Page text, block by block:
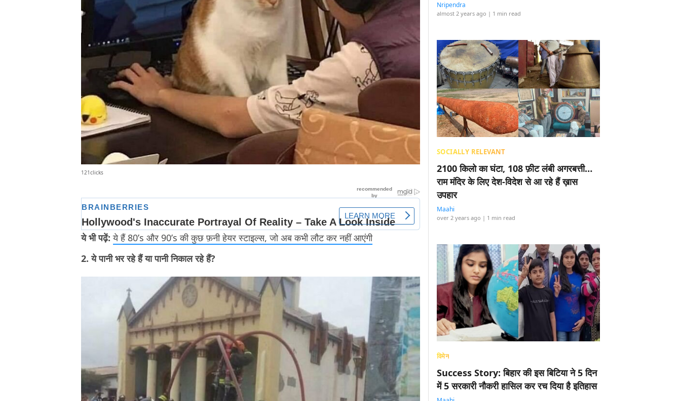
121clicks
ये भी पढ़ें: ये हैं 80’s और 90’s की कुछ फ़नी हेयर स्टाइल्स, जो अब कभी लौट कर नहीं आएंगी
2. ये पानी भर रहे हैं या पानी निकाल रहे हैं?
Nripendra
almost 2 years ago | 1 min read
SOCIALLY RELEVANT
2100 किलो का घंटा, 108 फ़ीट लंबी अगरबत्ती…
राम मंदिर के लिए देश-विदेश से आ रहे हैं ख़ास
उपहार
Maahi
over 2 years ago | 1 min read
विमेन
Success Story: बिहार की इस बिटिया ने 5 दिन
में 5 सरकारी नौकरी हासिल कर रच दिया है इतिहास